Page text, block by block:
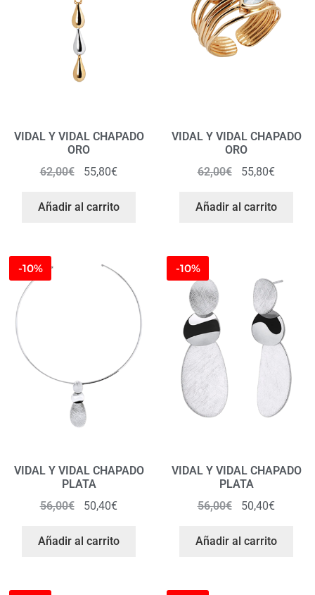
VIDAL Y VIDAL CHAPADO
ORO
62,00€ 55,80€
Añadir al carrito
VIDAL Y VIDAL CHAPADO
ORO
62,00€ 55,80€
Añadir al carrito
-10%
VIDAL Y VIDAL CHAPADO
PLATA
56,00€ 50,40€
Añadir al carrito
-10%
VIDAL Y VIDAL CHAPADO
PLATA
56,00€ 50,40€
Añadir al carrito